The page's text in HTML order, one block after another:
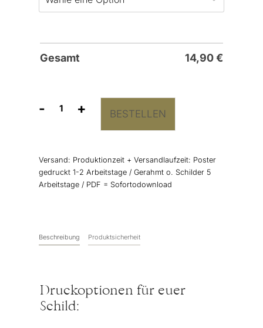
Gesamt 14,90€
-
Willkommensschild
+ BESTELLEN
Versand: Produktionzeit + Versandlaufzeit: Poster
gedruckt 1-2 Arbeitstage / Gerahmt o. Schilder 5
Arbeitstage / PDF = Sofortodownload
Beschreibung Produktsicherheit
Druckoptionen für euer
Schild: